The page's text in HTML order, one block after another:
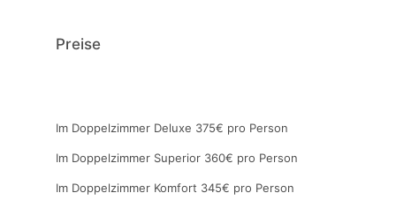
Preise
Im Doppelzimmer Deluxe 375€ pro Person
Im Doppelzimmer Superior 360€ pro Person
Im Doppelzimmer Komfort 345€ pro Person